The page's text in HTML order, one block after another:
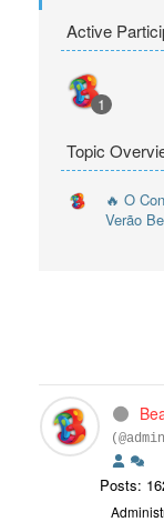
Active
1
Topic
🔥 O
Verão
Posts: